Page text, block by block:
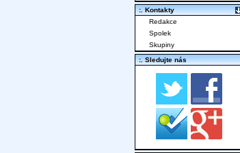
:. Kontakty
Redakce
Spolek
Skupiny
:. Sledujte nás